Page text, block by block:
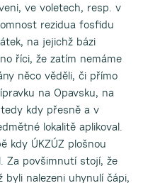
ve voletech, resp. v
rezidua fosfidu
na jejichž bázi
říci, že zatím nemáme
něco věděli, či přímo
na Opavsku, na
tedy kdy přesně a v
lokalitě aplikoval.
kdy ÚKZÚZ plošnou
Za povšimnutí stojí, že
byli nalezeni uhynulí čápi,